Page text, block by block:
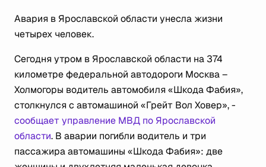
Авария в Ярославской области унесла жизни
четырех человек.
Сегодня утром в Ярославской области на 374
километре федеральной автодороги Москва –
Холмогоры водитель автомобиля «Шкода Фабия»,
столкнулся с автомашиной «Грейт Вол Ховер», -
сообщает управление МВД по Ярославской
области. В аварии погибли водитель и три
пассажира автомашины «Шкода Фабия»: две